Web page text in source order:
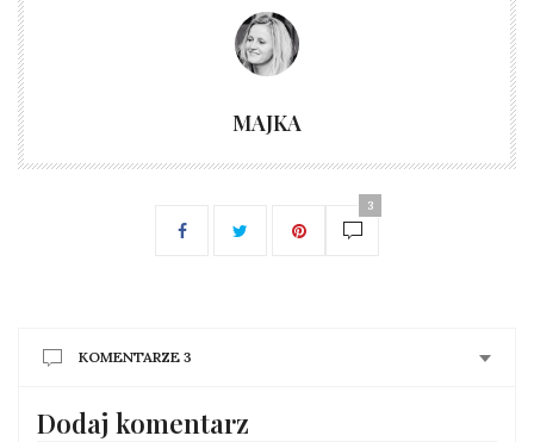
MAJKA
3
KOMENTARZE 3
Dodaj komentarz